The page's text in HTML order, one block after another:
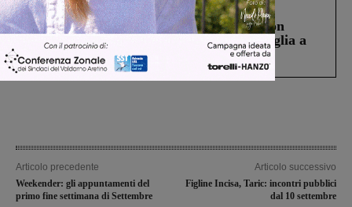
Cronaca 3 Agosto 2026
Scomparso da una struttura di Castiglion
Fiorentino l’uomo che aveva ucciso la figlia a
Levane nel 2020
Articolo precedente
Weekender: gli appuntamenti del
primo fine settimana di Settembre
Articolo successivo
Figline Incisa, Taric: incontri pubblici
dal 10 settembre